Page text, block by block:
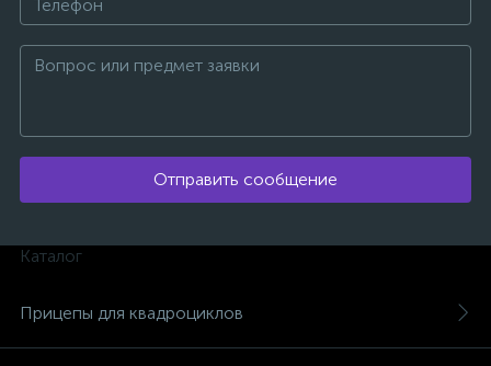
Отправить сообщение
Каталог
Прицепы для квадроциклов